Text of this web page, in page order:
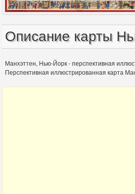
Описание карты
Манхэттен, Нью-Йорк - перспективная
Перспективная иллюстрированная карта